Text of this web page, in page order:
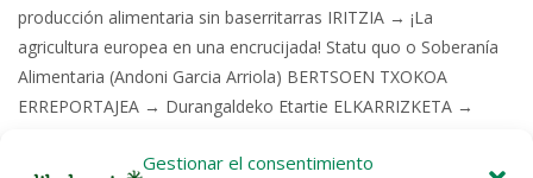
Gestionar el consentimiento
producción alimentaria sin baserritarras IRITZIA → ¡La
agricultura europea en una encrucijada! Statu quo o Soberanía
Alimentaria (Andoni Garcia Arriola) BERTSOEN TXOKOA
ERREPORTAJEA → Durangaldeko Etartie ELKARRIZKETA →
Behatoki.eus IPAR EUSKAL HERRIA → Iraunkor izan bedi obratu